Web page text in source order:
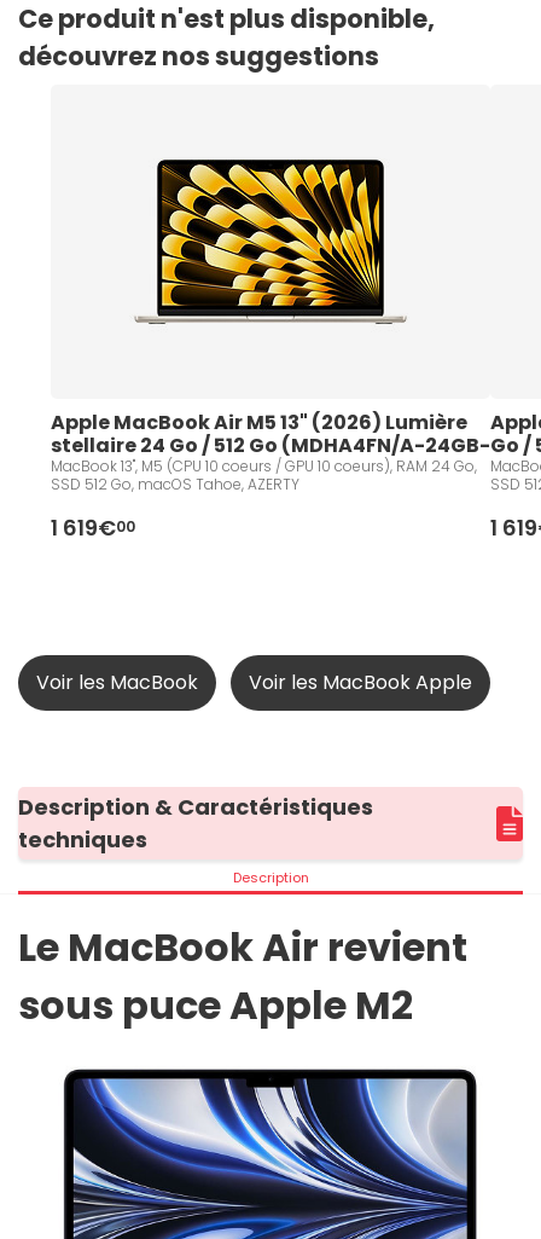
Ce produit n'est plus disponible,
découvrez nos suggestions
Apple MacBook Air M5 13" (2026) Lumière
stellaire 24 Go / 512 Go (MDHA4FN/A-24GB-
GPU10)
MacBook 13", M5 (CPU 10 coeurs / GPU 10 coeurs), RAM 24 Go,
SSD 512 Go, macOS Tahoe, AZERTY
1 619€00
Go /
MacBook 13", M5 (CPU 10
SSD
1
Voir les MacBook Voir les MacBook Apple
Description & Caractéristiques
techniques
Description
Le MacBook Air revient
sous puce Apple M2